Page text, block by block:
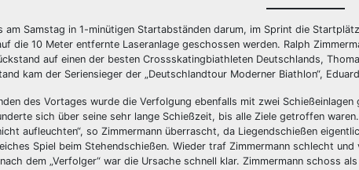
am Samstag in 1-minütigen Startabständen darum, im Sprint die
die 10 Meter entfernte Laseranlage geschossen werden. Ralph
auf einen der besten Crossskatingbiathleten Deutschlands,
kam der Seriensieger der „Deutschlandtour Moderner Biathlon“,
des Vortages wurde die Verfolgung ebenfalls mit zwei
sich über seine sehr lange Schießzeit, bis alle Ziele getroffen
aufleuchten“, so Zimmermann überrascht, da Liegendschießen
Spiel beim Stehendschießen. Wieder traf Zimmermann schlecht
dem „Verfolger“ war die Ursache schnell klar. Zimmermann schoss